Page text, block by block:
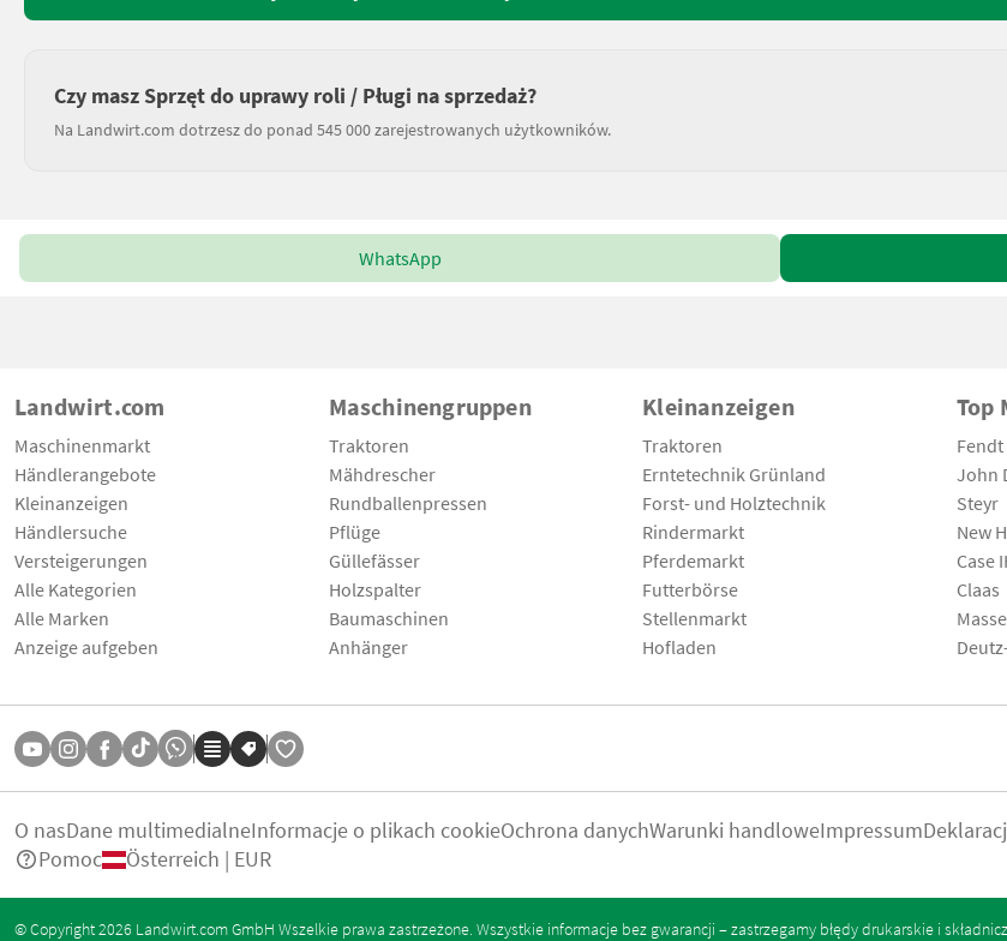
Czy masz Sprzęt do uprawy roli / Pługi na sprzedaż?
Na Landwirt.com dotrzesz do ponad 545 000 zarejestrowanych użytkowników.
WhatsApp
Landwirt.com
Maschinenmarkt
Händlerangebote
Kleinanzeigen
Händlersuche
Versteigerungen
Alle Kategorien
Alle Marken
Anzeige aufgeben
Maschinengruppen
Traktoren
Mähdrescher
Rundballenpressen
Pflüge
Güllefässer
Holzspalter
Baumaschinen
Anhänger
Kleinanzeigen
Traktoren
Erntetechnik Grünland
Forst- und Holztechnik
Rindermarkt
Pferdemarkt
Futterbörse
Stellenmarkt
Hofladen
Top
Fendt
John
Steyr
New
Case
Claas
O nasDane multimedialneInformacje o plikach cookieOchrona danychWarunki handloweImpressum
Pomoc
Österreich | EUR
© Copyright 2026 Landwirt.com GmbH Wszelkie prawa zastrzeżone. Wszystkie informacje bez gwarancji – zastrzegamy błędy drukarskie i